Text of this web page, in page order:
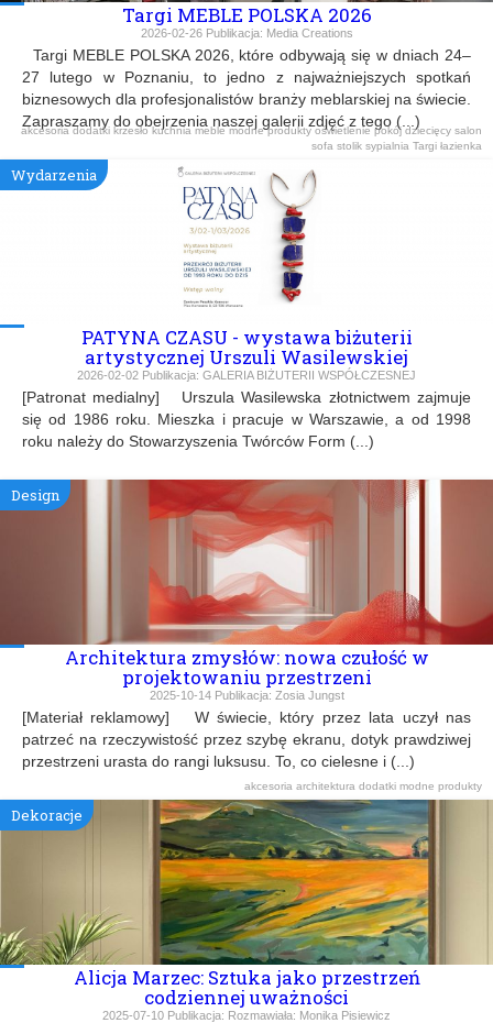
Targi MEBLE POLSKA 2026
2026-02-26Publikacja: Media Creations
Targi MEBLE POLSKA 2026, które odbywają się w dniach 24–
27 lutego w Poznaniu, to jedno z najważniejszych spotkań
biznesowych dla profesjonalistów branży meblarskiej na świecie.
Zapraszamy do obejrzenia naszej galerii zdjęć z tego (...)
akcesoriadodatki krzesłokuchniameblemodne produktyoświetleniepokój dziecięcy salon
sofa stolik sypialnia Targi łazienka
Wydarzenia
PATYNA CZASU - wystawa biżuterii
artystycznej Urszuli Wasilewskiej
2026-02-02 Publikacja: GALERIA BIŻUTERII WSPÓŁCZESNEJ
[Patronat medialny] Urszula Wasilewska złotnictwem zajmuje
się od 1986 roku. Mieszka i pracuje w Warszawie, a od 1998
roku należy do Stowarzyszenia Twórców Form (...)
Design
Architektura zmysłów: nowa czułość w
projektowaniu przestrzeni
2025-10-14Publikacja: Zosia Jungst
[Materiał reklamowy] W świecie, który przez lata uczył nas
patrzeć na rzeczywistość przez szybę ekranu, dotyk prawdziwej
przestrzeni urasta do rangi luksusu. To, co cielesne i (...)
akcesoria architektura dodatki modne produkty
Dekoracje
Alicja Marzec: Sztuka jako przestrzeń
codziennej uważności
2025-07-10 Publikacja: Rozmawiała: Monika Pisiewicz